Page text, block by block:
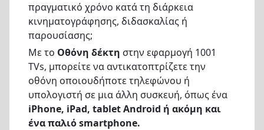
πραγματικό χρόνο κατά τη διάρκεια
κινηματογράφησης, διδασκαλίας ή
παρουσίασης;
Με το Οθόνη δέκτη στην εφαρμογή 1001
TVs, μπορείτε να αντικατοπτρίζετε την
οθόνη οποιουδήποτε τηλεφώνου ή
υπολογιστή σε μια άλλη συσκευή, όπως ένα
iPhone, iPad, tablet Android ή ακόμη και
ένα παλιό smartphone.